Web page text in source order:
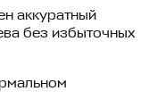
аккуратный
без избыточных